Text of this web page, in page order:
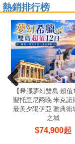
熱銷排行榜
【希臘夢幻雙島 超值
聖托里尼兩晚 米克諾
最美夕陽伊亞 雅典衛
之城
$74,900起